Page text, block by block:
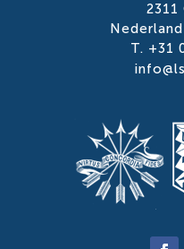
2311
T. +31